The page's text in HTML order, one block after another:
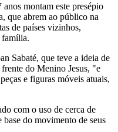
anos montam este presépio
que abrem ao público na
de países vizinhos,
família.
Sabaté, que teve a ideia de
do Menino Jesus, "e
e figuras móveis atuais,
com o uso de cerca de
do movimento de seus